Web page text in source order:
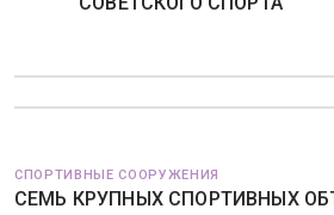
СПОРТИВНЫЕ СООРУЖЕНИЯ
СЕМЬ КРУПНЫХ СПОРТИВНЫХ